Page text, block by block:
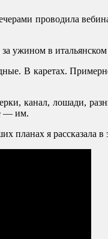
проводила
ужином в
В каретах.
канал, лошади,
— им.
планах я рассказала